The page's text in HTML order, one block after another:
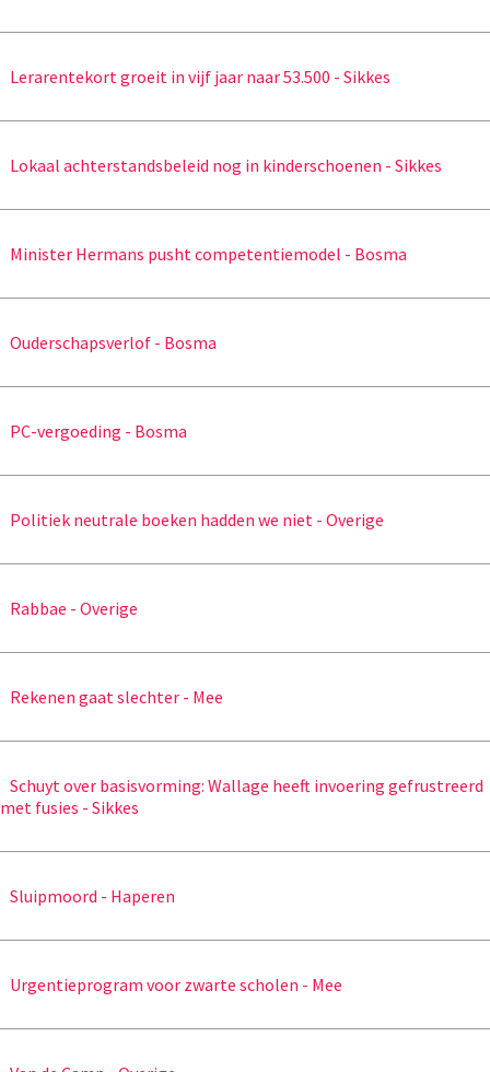
Lerarentekort groeit in vijf jaar naar 53.500 - Sikkes
Lokaal achterstandsbeleid nog in kinderschoenen - Sikkes
Minister Hermans pusht competentiemodel - Bosma
Ouderschapsverlof - Bosma
PC-vergoeding - Bosma
Politiek neutrale boeken hadden we niet - Overige
Rabbae - Overige
Rekenen gaat slechter - Mee
Schuyt over basisvorming: Wallage heeft invoering gefrustreerd
met fusies - Sikkes
Sluipmoord - Haperen
Urgentieprogram voor zwarte scholen - Mee